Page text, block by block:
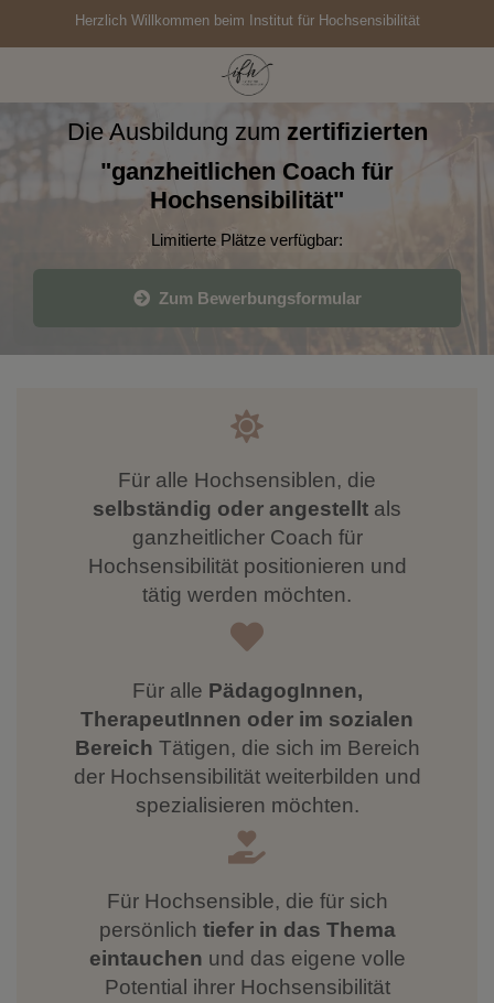
Herzlich Willkommen beim Institut für Hochsensibilität
Die Ausbildung zum zertifizierten
"ganzheitlichen Coach für
Hochsensibilität"
Limitierte Plätze verfügbar:
Zum Bewerbungsformular
Für alle Hochsensiblen, die
selbständig oder angestellt als
ganzheitlicher Coach für
Hochsensibilität positionieren und
tätig werden möchten.
Für alle PädagogInnen,
TherapeutInnen oder im sozialen
Bereich Tätigen, die sich im Bereich
der Hochsensibilität weiterbilden und
spezialisieren möchten.
Für Hochsensible, die für sich
persönlich tiefer in das Thema
eintauchen und das eigene volle
Potential ihrer Hochsensibilität